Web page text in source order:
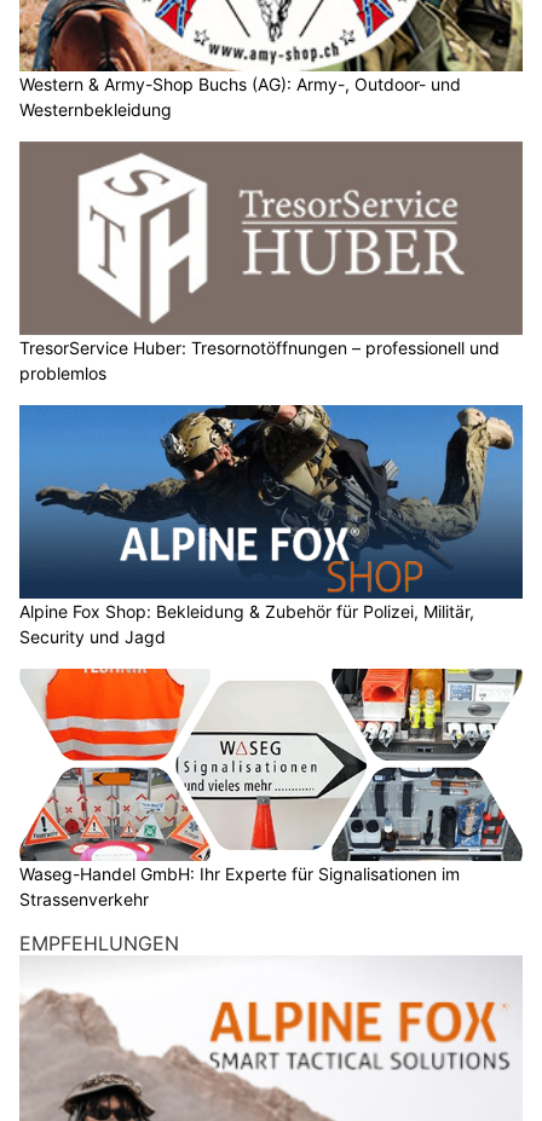
Western & Army-Shop Buchs (AG): Army-, Outdoor- und
Westernbekleidung
TresorService Huber: Tresornotöffnungen – professionell und
problemlos
Alpine Fox Shop: Bekleidung & Zubehör für Polizei, Militär,
Security und Jagd
Waseg-Handel GmbH: Ihr Experte für Signalisationen im
Strassenverkehr
EMPFEHLUNGEN